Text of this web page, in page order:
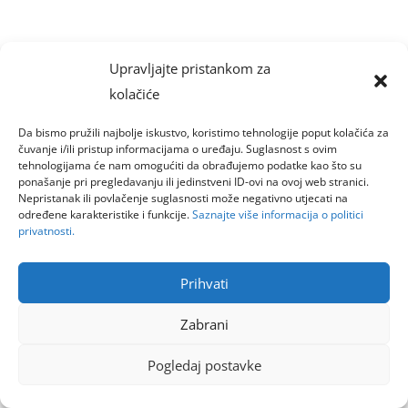
Upravljajte pristankom za
kolačiće
Da bismo pružili najbolje iskustvo, koristimo tehnologije poput kolačića za
čuvanje i/ili pristup informacijama o uređaju. Suglasnost s ovim
tehnologijama će nam omogućiti da obrađujemo podatke kao što su
ponašanje pri pregledavanju ili jedinstveni ID-ovi na ovoj web stranici.
Nepristanak ili povlačenje suglasnosti može negativno utjecati na
određene karakteristike i funkcije.Saznajte više informacija o politici
privatnosti.
Prihvati
Zabrani
Pogledaj postavke